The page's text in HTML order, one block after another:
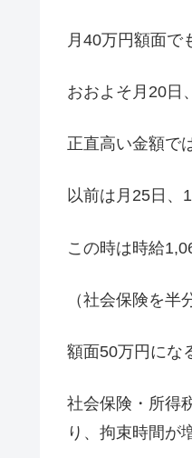
月40万円額面で
おおよそ月20日
正直高い金額で
以前は月25日、
この時は時給
（社会保険を半
額面50万円にな
社会保険・所得
り、拘束時間が